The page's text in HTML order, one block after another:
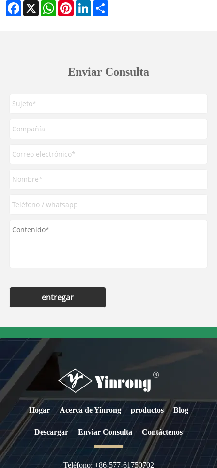
Facebook
X WhatsAppPinterestLinkedIn
Enviar Consulta
entregar
Hogar Acerca de Yinrong productos Blog
Descargar Enviar Consulta Contáctenos
Teléfono: +86-577-61750702